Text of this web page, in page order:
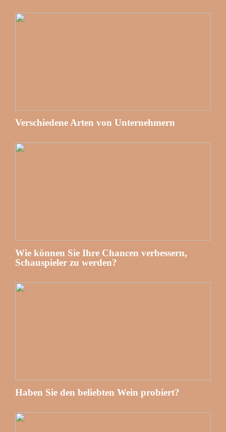
Verschiedene Arten von Unternehmern
Wie können Sie Ihre Chancen verbessern,
Schauspieler zu werden?
Haben Sie den beliebten Wein probiert?